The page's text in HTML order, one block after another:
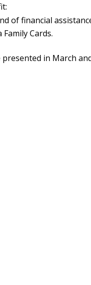
of financial
Cards.
in March